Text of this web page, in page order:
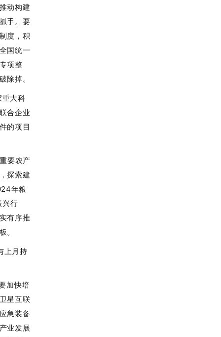
动构建
手。要
度，积
国统一
项整
除掉。
重大科
合企业
的项目
要农产
探索建
年粮
兴行
有序推
。
上月持
加快培
星互联
急装备
业发展